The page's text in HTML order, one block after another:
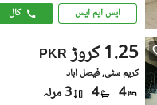
ایس ایم ایس کال
PKR 1.25 کروڑ
کریم سٹی, فیصل آباد
4
4 3 مرلہ